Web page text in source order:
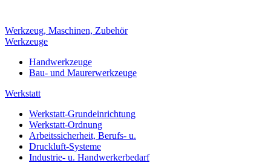
Werkzeug, Maschinen, Zubehör
Werkzeuge
Handwerkzeuge
Bau- und Maurerwerkzeuge
Werkstatt
Werkstatt-Grundeinrichtung
Werkstatt-Ordnung
Arbeitssicherheit, Berufs- u.
Druckluft-Systeme
Industrie- u. Handwerkerbedarf